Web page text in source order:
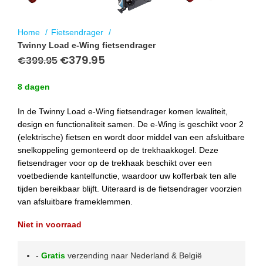
Home
Fietsendrager
Twinny Load e-Wing fietsendrager
€399.95 Original
€379.95
8 dagen
In de Twinny Load e-Wing fietsendrager komen kwaliteit,
design en functionaliteit samen. De e-Wing is geschikt voor 2
(elektrische) fietsen en wordt door middel van een afsluitbare
snelkoppeling gemonteerd op de trekhaakkogel. Deze
fietsendrager voor op de trekhaak beschikt over een
voetbediende kantelfunctie, waardoor uw kofferbak ten alle
tijden bereikbaar blijft. Uiteraard is de fietsendrager voorzien
van afsluitbare frameklemmen.
Niet in voorraad
- Gratis verzending naar Nederland & België